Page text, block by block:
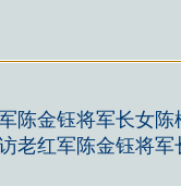
金钰将军长女陈
红军陈金钰将军